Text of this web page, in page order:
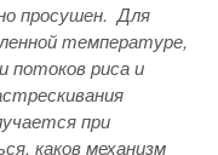
просушен. Для
температуре,
потоков риса и
при
каков механизм